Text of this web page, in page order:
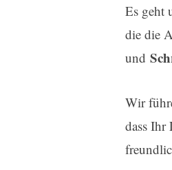
Es geht
die die
und
Wir
dass Ihr